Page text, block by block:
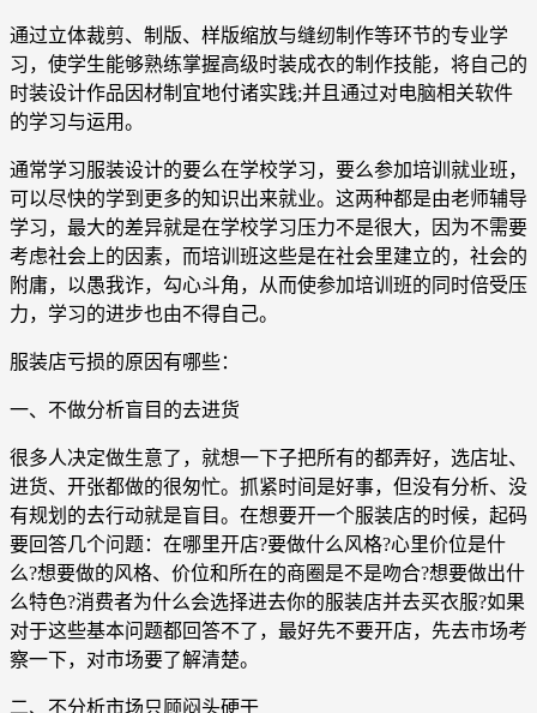
通过立体裁剪、制版、样版缩放与缝纫制作等环节的专业学
习，使学生能够熟练掌握高级时装成衣的制作技能，将自己的
时装设计作品因材制宜地付诸实践;并且通过对电脑相关软件
的学习与运用。
通常学习服装设计的要么在学校学习，要么参加培训就业班，
可以尽快的学到更多的知识出来就业。这两种都是由老师辅导
学习，最大的差异就是在学校学习压力不是很大，因为不需要
考虑社会上的因素，而培训班这些是在社会里建立的，社会的
附庸，以愚我诈，勾心斗角，从而使参加培训班的同时倍受压
力，学习的进步也由不得自己。
服装店亏损的原因有哪些：
一、不做分析盲目的去进货
很多人决定做生意了，就想一下子把所有的都弄好，选店址、
进货、开张都做的很匆忙。抓紧时间是好事，但没有分析、没
有规划的去行动就是盲目。在想要开一个服装店的时候，起码
要回答几个问题：在哪里开店?要做什么风格?心里价位是什
么?想要做的风格、价位和所在的商圈是不是吻合?想要做出什
么特色?消费者为什么会选择进去你的服装店并去买衣服?如果
对于这些基本问题都回答不了，最好先不要开店，先去市场考
察一下，对市场要了解清楚。
二、不分析市场只顾闷头硬干